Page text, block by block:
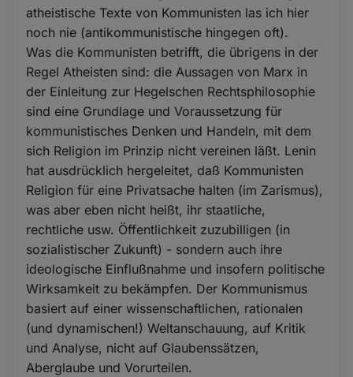
atheistische Texte von Kommunisten las ich hier
noch nie (antikommunistische hingegen oft).
Was die Kommunisten betrifft, die übrigens in der
Regel Atheisten sind: die Aussagen von Marx in
der Einleitung zur Hegelschen Rechtsphilosophie
sind eine Grundlage und Voraussetzung für
kommunistisches Denken und Handeln, mit dem
sich Religion im Prinzip nicht vereinen läßt. Lenin
hat ausdrücklich hergeleitet, daß Kommunisten
Religion für eine Privatsache halten (im Zarismus),
was aber eben nicht heißt, ihr staatliche,
rechtliche usw. Öffentlichkeit zuzubilligen (in
sozialistischer Zukunft) - sondern auch ihre
ideologische Einflußnahme und insofern politische
Wirksamkeit zu bekämpfen. Der Kommunismus
basiert auf einer wissenschaftlichen, rationalen
(und dynamischen!) Weltanschauung, auf Kritik
und Analyse, nicht auf Glaubenssätzen,
Aberglaube und Vorurteilen.